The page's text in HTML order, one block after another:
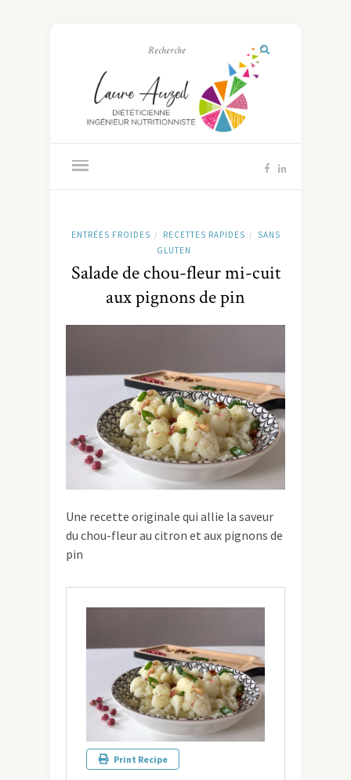
ENTRÉES FROIDES / RECETTES RAPIDES /
SANS
GLUTEN
Salade de chou-fleur mi-cuit
aux pignons de pin
Une recette originale qui allie la saveur
du chou-fleur au citron et aux pignons de
pin
Print Recipe